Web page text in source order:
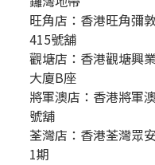
旺角店：香港旺角彌
415號舖
觀塘店：香港觀塘興
大廈B座
將軍澳店：香港將軍
號舖
荃灣店：香港荃灣眾
1期